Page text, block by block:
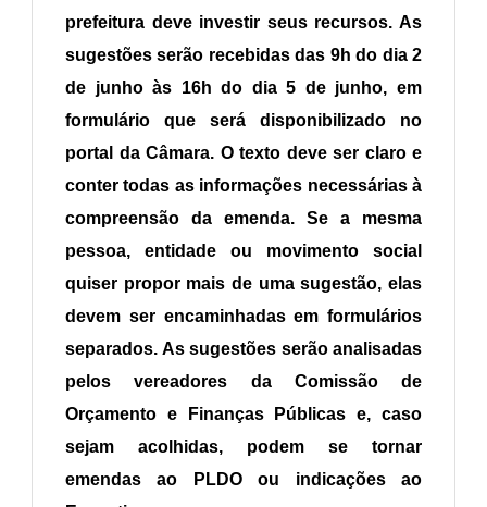
prefeitura deve investir seus recursos. As
sugestões serão recebidas das 9h do dia 2
de junho às 16h do dia 5 de junho, em
formulário que será disponibilizado no
portal da Câmara. O texto deve ser claro e
conter todas as informações necessárias à
compreensão da emenda. Se a mesma
pessoa, entidade ou movimento social
quiser propor mais de uma sugestão, elas
devem ser encaminhadas em formulários
separados. As sugestões serão analisadas
pelos vereadores da Comissão de
Orçamento e Finanças Públicas e, caso
sejam acolhidas, podem se tornar
emendas ao PLDO ou indicações ao